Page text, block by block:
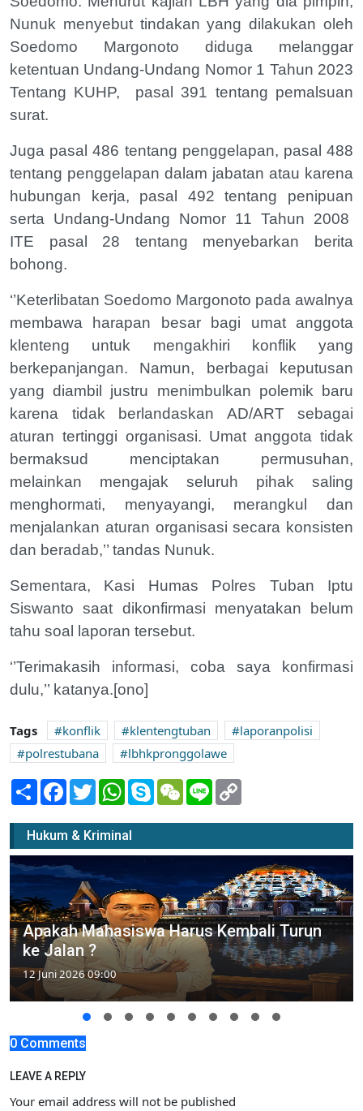
Nunuk menyebut tindakan yang dilakukan oleh
Soedomo Margonoto diduga melanggar
ketentuan Undang-Undang Nomor 1 Tahun 2023
Tentang KUHP,
pasal 391 tentang pemalsuan
surat.
Juga pasal 486 tentang penggelapan, pasal 488
tentang penggelapan dalam jabatan atau karena
hubungan kerja, pasal 492 tentang penipuan
serta Undang-Undang Nomor 11 Tahun 2008
ITE pasal 28 tentang menyebarkan berita
bohong.
‘’Keterlibatan Soedomo Margonoto pada awalnya
membawa harapan besar bagi umat anggota
klenteng untuk mengakhiri konflik yang
berkepanjangan. Namun, berbagai keputusan
yang diambil justru menimbulkan polemik baru
karena tidak berlandaskan AD/ART sebagai
aturan tertinggi organisasi. Umat anggota tidak
bermaksud menciptakan permusuhan,
melainkan mengajak seluruh pihak saling
menghormati, menyayangi, merangkul dan
menjalankan aturan organisasi secara konsisten
dan beradab,’’ tandas Nunuk.
Sementara, Kasi Humas Polres Tuban Iptu
Siswanto saat dikonfirmasi menyatakan belum
tahu soal laporan tersebut.
‘’Terimakasih informasi, coba saya konfirmasi
dulu,’’ katanya.[ono]
Tags konflik klentengtuban
laporanpolisi
polrestubana
lbhkpronggolawe
Share Facebook
TwitterWhatsApp
SkypeWeChatLine
Hukum & Kriminal
Apakah Mahasiswa Harus Kembali Turun
ke Jalan ?
12 Juni 2026 09:00
0 Comments
LEAVE A REPLY
Your email address will not be published